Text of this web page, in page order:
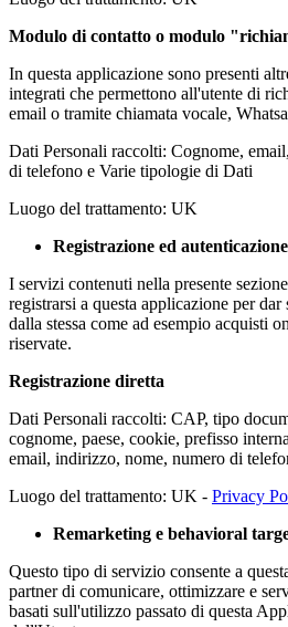
Modulo di contatto o modulo
In questa applicazione sono presenti
integrati che permettono all'utente di
email o tramite chiamata vocale,
Dati Personali raccolti: Cognome,
di telefono e Varie tipologie di Dati
Luogo del trattamento: UK
Registrazione ed autenticazione
I servizi contenuti nella presente
registrarsi a questa applicazione per
dalla stessa come ad esempio acquisti
riservate.
Registrazione diretta
Dati Personali raccolti: CAP, tipo
cognome, paese, cookie, prefisso
email, indirizzo, nome, numero di
Luogo del trattamento: UK - Privacy
Remarketing e behavioral
Questo tipo di servizio consente a
partner di comunicare, ottimizzare e
basati sull'utilizzo passato di questa